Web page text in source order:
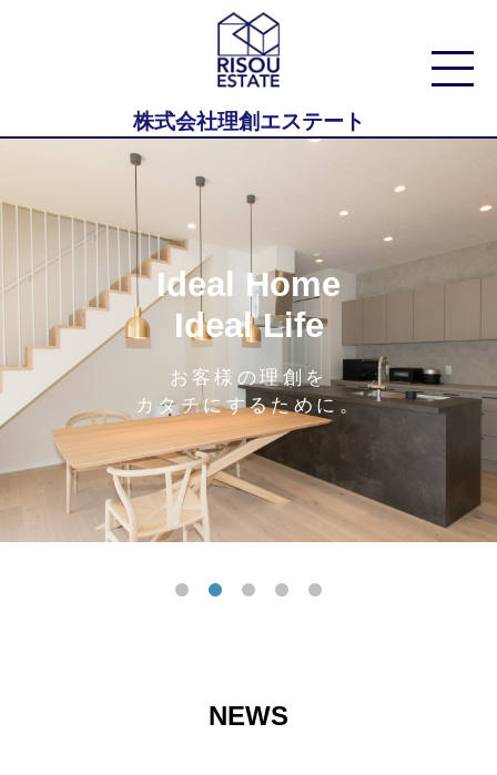
株式会社理創エステート
Ideal Home
Ideal Life
お客様の理創を
カタチにするために。
NEWS